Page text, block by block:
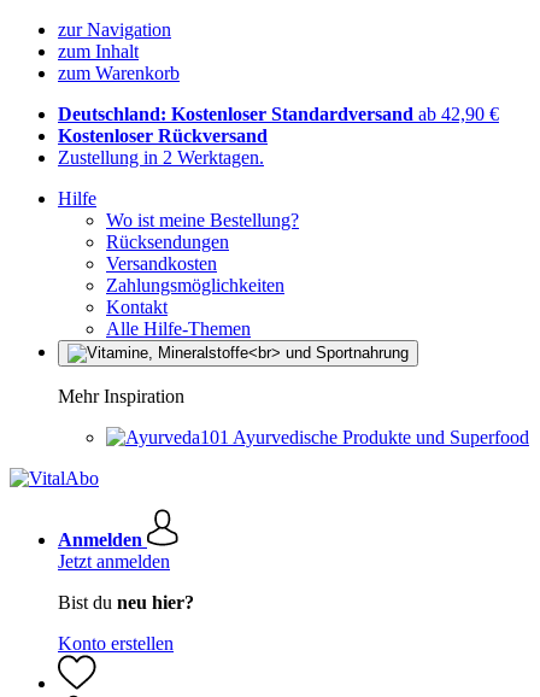
zur Navigation
zum Inhalt
zum Warenkorb
Deutschland: Kostenloser Standardversand ab 42,90 €
Kostenloser Rückversand
Zustellung in 2 Werktagen.
Hilfe
Wo ist meine Bestellung?
Rücksendungen
Versandkosten
Zahlungsmöglichkeiten
Kontakt
Alle Hilfe-Themen
Mehr Inspiration
Ayurvedische Produkte und Superfood
Anmelden
Jetzt anmelden
Bist du neu hier?
Konto erstellen